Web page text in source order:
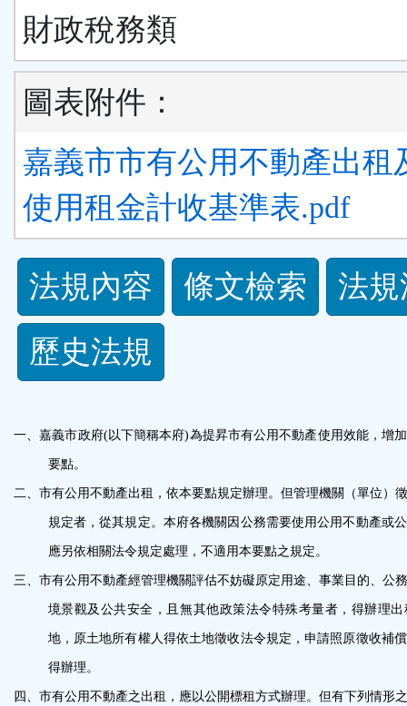
財政稅務類
圖表附件：
嘉義市市有公用不動產出租
使用租金計收基準表.pdf
法
規
功
鈕
法規內容 條文檢索
法
歷史法規
一、嘉義市政府(以下簡稱本府)為提昇市有公用不動產使用效能，增
要點。
二、 市有公用不動產出租，依本要點規定辦理。但管理機關（單位）
規定者，從其規定。本府各機關因公務需要使用公用不動產或
應另依相關法令規定處理，不適用本要點之規定。
三、 市有公用不動產經管理機關評估不妨礙原定用途、事業目的、公
境景觀及公共安全，且無其他政策法令特殊考量者，得辦理
地，原土地所有權人得依土地徵收法令規定，申請照原徵收補
得辦理。
四、 市有公用不動產之出租，應以公開標租方式辦理。但有下列情形